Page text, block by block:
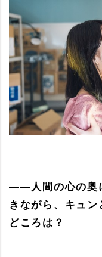
――人間の心の奥
きながら、キュ
どころは？